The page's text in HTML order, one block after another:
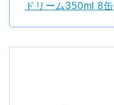
ドリーム350ml 8缶